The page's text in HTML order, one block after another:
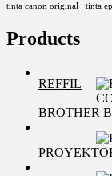
tinta canon original
tinta
Products
REFFIL
BROTHER